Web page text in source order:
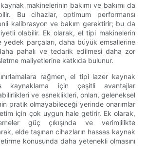
makinelerinin bakımı ve bakımı da
Bu cihazlar, optimum performansı
kalibrasyon ve bakım gerektirir; bu da
olabilir. Ek olarak, el tipi makinelerin
yedek parçaları, daha büyük emsallerine
pahalı ve tedarik edilmesi daha zor
maliyetlerine katkıda bulunur.
rağmen, el tipi lazer kaynak
kaynaklama için çeşitli avantajlar
ve esneklikleri, onları, geleneksel
pratik olmayabileceği yerinde onarımlar
için çok uygun hale getirir. Ek olarak,
güç çıkışında ve verimlilikte
elde taşınan cihazların hassas kaynak
konusunda daha yetenekli olmasını